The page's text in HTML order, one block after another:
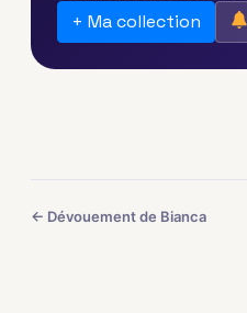
+ Ma collection
← Dévouement de Bianca